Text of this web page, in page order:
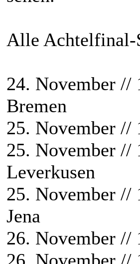
Alle
24. November
Bremen
25. November //
25. November //
Leverkusen
25. November
Jena
26. November
26. November